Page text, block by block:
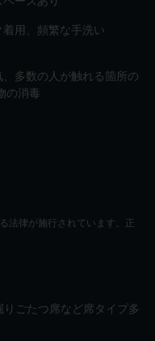
用 頻繁な手洗い
多数の人が触れる箇所の
の消毒
法律が施行されています。正
ごたつ席など席タイプ多